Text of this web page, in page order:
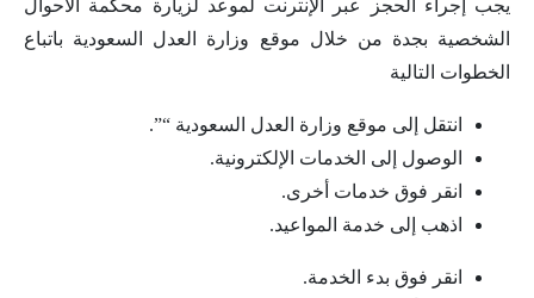
يجب إجراء الحجز عبر الإنترنت لموعد لزيارة محكمة الأحوال
الشخصية بجدة من خلال موقع وزارة العدل السعودية باتباع
الخطوات التالية
انتقل إلى موقع وزارة العدل السعودية “”.
الوصول إلى الخدمات الإلكترونية.
انقر فوق خدمات أخرى.
اذهب إلى خدمة المواعيد.
انقر فوق بدء الخدمة.